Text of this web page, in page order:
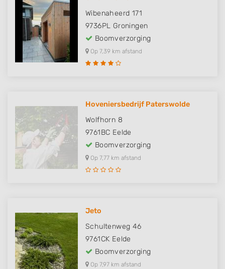
Wibenaheerd 171
9736PL Groningen
Boomverzorging
Op 7,39 km afstand
Hoveniersbedrijf Paterswolde
Wolfhorn 8
9761BC Eelde
Boomverzorging
Op 7,77 km afstand
Jeto
Schultenweg 46
9761CK Eelde
Boomverzorging
Op 7,97 km afstand